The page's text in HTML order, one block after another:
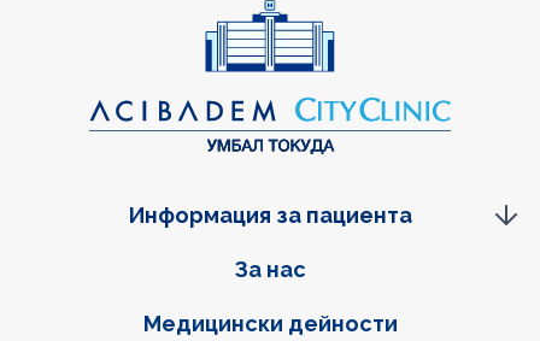
Фуутер навигация
За нас
Медицински дейности
Информация за пациента